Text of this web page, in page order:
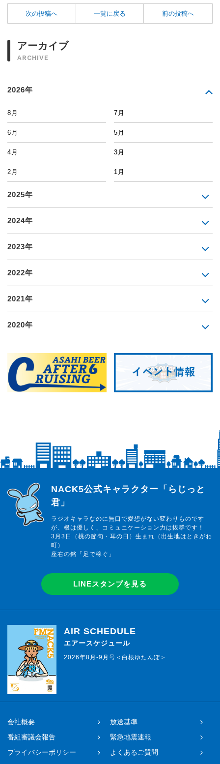
次の投稿へ 一覧に戻る 前の投稿へ
アーカイブ
ARCHIVE
2026年
8月 7月
6月 5月
4月 3月
2月 1月
2025年
2024年
2023年
2022年
2021年
2020年
らじっと君
NACK5公式キャラクター「らじっと
君」
ラジオキャラなのに無口で愛想がない変わりものです
が、根は優しく、コミュニケーション力は抜群です！
3月3日（桃の節句・耳の日）生まれ（出生地はときがわ
町）
座右の銘「足で稼ぐ」
LINEスタンプを見る
AIR SCHEDULE
エアースケジュール
2026年8月-9月号＜白根ゆたんぽ＞
会社概要
放送基準
番組審議会報告
緊急地震速報
プライバシーポリシー
よくあるご質問